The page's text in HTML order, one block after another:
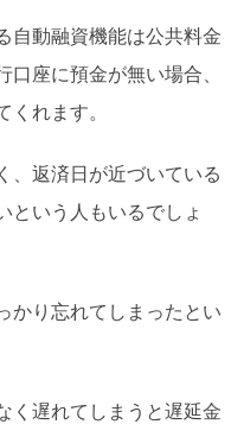
自動融資機能は公共料金
座に預金が無い場合、
くれます。
、返済日が近づいている
という人もいるでしょ
かり忘れてしまったとい
く遅れてしまうと遅延金